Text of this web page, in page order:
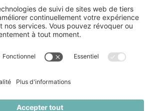
Articles
Lefebvre?
Livre Dans les
cuisines du
Partenaires
Contact
d'utilisation
Livraison et
Politique de
remboursement